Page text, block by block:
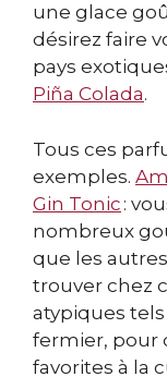
une glace
désirez faire
pays
Piña Colada.
Tous ces
exemples.
Gin Tonic :
nombreux
que les
trouver chez
atypiques
fermier, pour
favorites à la